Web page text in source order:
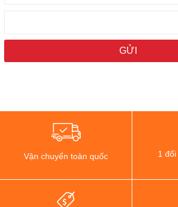
Vận chuyển toàn quốc 1